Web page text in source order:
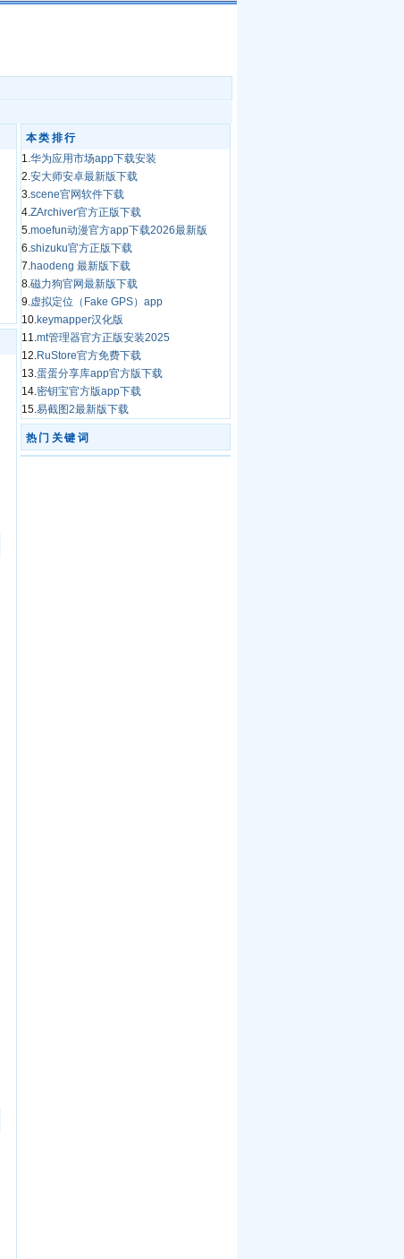
本类排行
1.华为应用市场app下载安装
2.安大师安卓最新版下载
3.scene官网软件下载
4.ZArchiver官方正版下载
5.moefun动漫官方app下载2026最新版
6.shizuku官方正版下载
7.haodeng 最新版下载
8.磁力狗官网最新版下载
9.虚拟定位（Fake GPS）app
10.keymapper汉化版
11.mt管理器官方正版安装2025
12.RuStore官方免费下载
13.蛋蛋分享库app官方版下载
14.密钥宝官方版app下载
15.易截图2最新版下载
热门关键词